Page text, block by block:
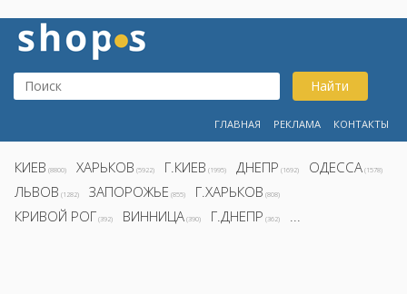
Найти
ГЛАВНАЯ РЕКЛАМА КОНТАКТЫ
КИЕВ (8800) ХАРЬКОВ (5922) Г.КИЕВ (1995) ДНЕПР (1692) ОДЕССА (1578)
ЛЬВОВ (1282) ЗАПОРОЖЬЕ (855) Г.ХАРЬКОВ (808)
КРИВОЙ РОГ (392) ВИННИЦА (390) Г.ДНЕПР (362) ...